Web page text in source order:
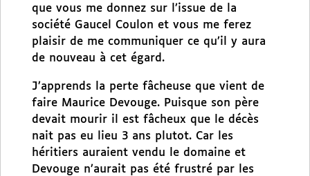
que vous me donnez sur l’issue de la
société Gaucel Coulon et vous me ferez
plaisir de me communiquer ce qu’il y aura
de nouveau à cet égard.
J’apprends la perte fâcheuse que vient de
faire Maurice Devouge. Puisque son père
devait mourir il est fâcheux que le décès
nait pas eu lieu 3 ans plutot. Car les
héritiers auraient vendu le domaine et
Devouge n’aurait pas été frustré par les